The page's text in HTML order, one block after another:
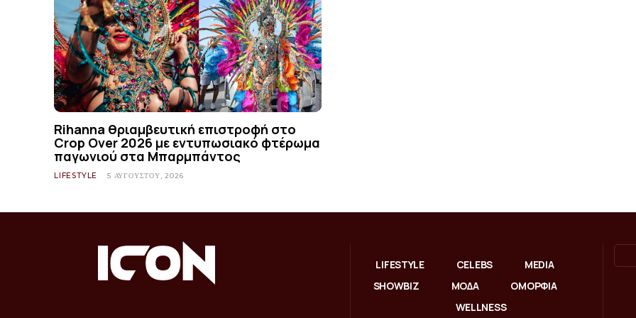
Rihanna θριαμβευτική επιστροφή στο
Crop Over 2026 με εντυπωσιακό φτέρωμα
παγωνιού στα Μπαρμπάντος
LIFESTYLE 5 ΑΥΓΟΎΣΤΟΥ, 2026
LIFESTYLE CELEBS
MEDIA
SHOWBIZ
ΜΟΔΑ
ΟΜΟΡΦΙΑ
WELLNESS